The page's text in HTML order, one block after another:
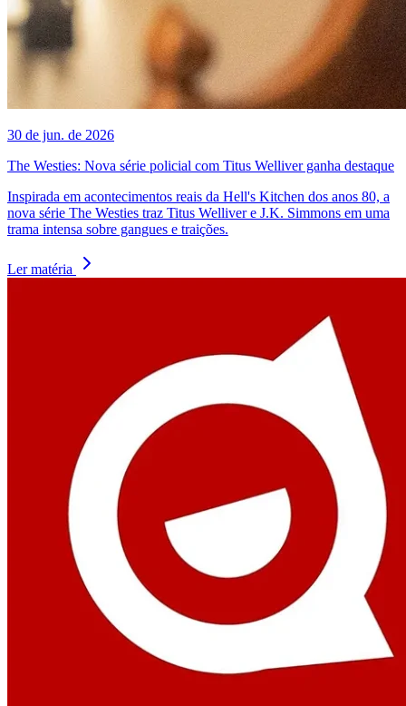
30 de jun. de 2026
The Westies: Nova série policial com Titus Welliver ganha destaque
Inspirada em acontecimentos reais da Hell's Kitchen dos anos 80, a
nova série The Westies traz Titus Welliver e J.K. Simmons em uma
trama intensa sobre gangues e traições.
Ler matéria